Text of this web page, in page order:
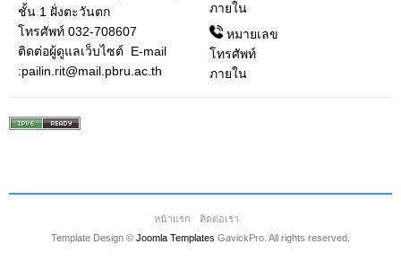
ชั้น 1 ฝั่งตะวันตก
โทรศัพท์ 032-708607
ติดต่อผู้ดูแลเว็บไซต์ E-mail
:pailin.rit@mail.pbru.ac.th
ภายใน
หมายเลข
โทรศัพท์
ภายใน
หน้าแรก
ติดต่อเรา
Template Design © Joomla Templates GavickPro. All rights reserved.